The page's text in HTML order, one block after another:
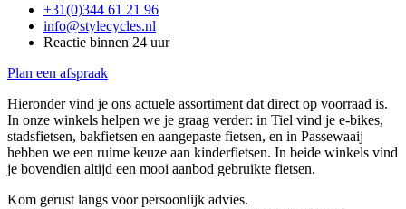
+31(0)344 61 21 96
info@stylecycles.nl
Reactie binnen 24 uur
Plan een afspraak
Hieronder vind je ons actuele assortiment dat direct op voorraad is.
In onze winkels helpen we je graag verder: in Tiel vind je e-bikes,
stadsfietsen, bakfietsen en aangepaste fietsen, en in Passewaaij
hebben we een ruime keuze aan kinderfietsen. In beide winkels vind
je bovendien altijd een mooi aanbod gebruikte fietsen.
Kom gerust langs voor persoonlijk advies.